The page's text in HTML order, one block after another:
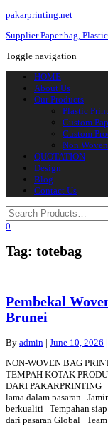
pakarprinting.net
Supplier Paper bag,
Toggle navigation
HOME
About Us
Our Products
Plastic
Custom
Custom
Non
QUOTATION
Design
Blog
Contact Us
0
Tag: totebag
Pembekal
Brunei
By admin | June 10, 2026 |
NON-WOVEN BAG
TEMPAH KOTAK
DARI PAKARPRINTING
lama dalam pasaran
berkualiti Tempahan
dari pasaran Global